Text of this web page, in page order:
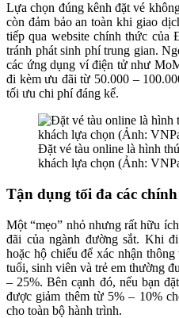
Lựa chọn đúng kênh đặt vé
còn đảm bảo an toàn khi giao
tiếp qua website chính thức của
tránh phát sinh phí trung gian.
các ứng dụng ví điện tử như
đi kèm ưu đãi từ 50.000 –
tối ưu chi phí đáng kể.
Đặt vé tàu online là hình
khách lựa chọn (Ảnh:
Tận dụng tối đa các
Một “mẹo” nhỏ nhưng rất hữu
đãi của ngành đường sắt. Khi
hoặc hộ chiếu để xác nhận
tuổi, sinh viên và trẻ em thường
– 25%. Bên cạnh đó, nếu bạn
được giảm thêm từ 5% – 10%
cho toàn bộ hành trình.